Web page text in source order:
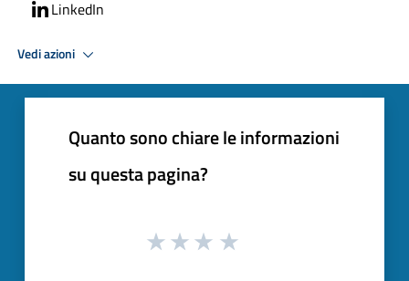
LinkedIn
Vedi azioni
Quanto sono chiare le informazioni
su questa pagina?